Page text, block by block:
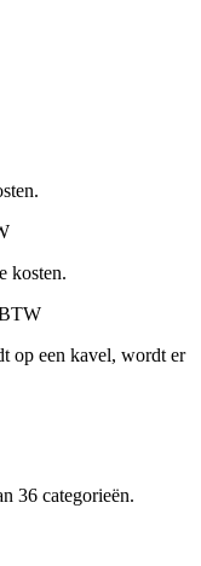
kosten.
op een kavel, wordt er
36 categorieën.